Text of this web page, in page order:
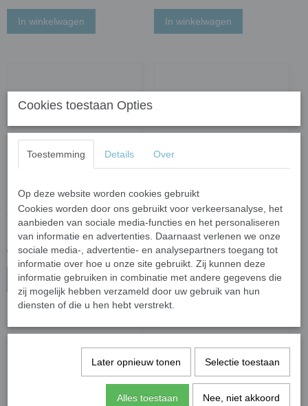
In winkelwagen In winkelwagen
Colorful dots - sneeuw mix;
50 gram
€ 1,20
In winkelwagen
Parelmoer 2 cm - white
diamond; 25 stuks
€ 1,27
In winkelwagen
Cookies toestaan Opties
Toestemming Details Over
Op deze website worden cookies gebruikt
Cookies worden door ons gebruikt voor verkeersanalyse, het
aanbieden van sociale media-functies en het personaliseren
van informatie en advertenties. Daarnaast verlenen we onze
sociale media-, advertentie- en analysepartners toegang tot
informatie over hoe u onze site gebruikt. Zij kunnen deze
informatie gebruiken in combinatie met andere gegevens die
zij mogelijk hebben verzameld door uw gebruik van hun
diensten of die u hen hebt verstrekt.
Later opnieuw tonen Selectie toestaan
Alles toestaan Nee, niet akkoord